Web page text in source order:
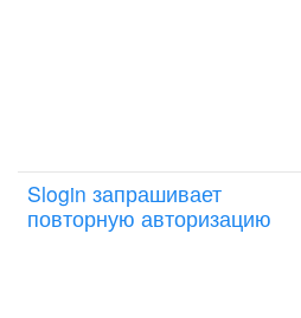
Slogin запрашивает
повторную авторизацию